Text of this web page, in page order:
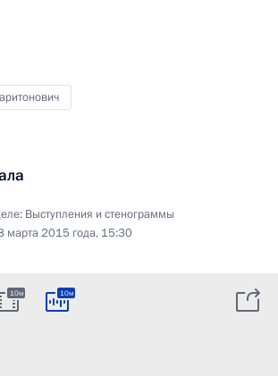
Выступления и стенограммы
марта 2015 года, 15:30
10м 10м